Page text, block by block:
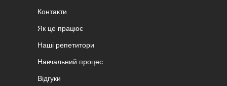
Контакти
Як це працює
Наші репетитори
Навчальний процес
Відгуки